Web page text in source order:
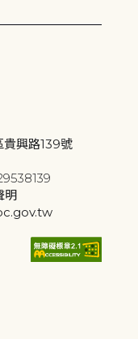
興路139號
明